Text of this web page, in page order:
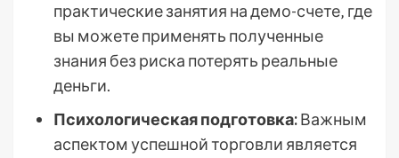
практические занятия на демо-счете‚ где
вы можете применять полученные
знания без риска потерять реальные
деньги.
Психологическая подготовка:Важным
аспектом успешной торговли является